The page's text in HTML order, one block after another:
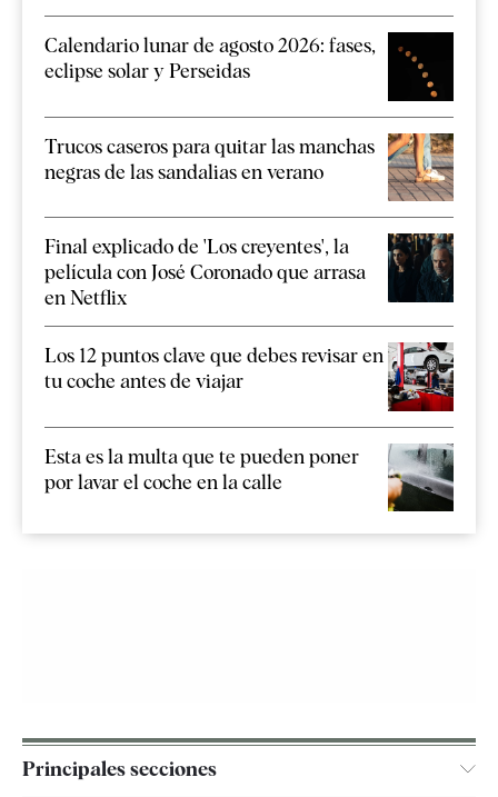
Calendario lunar de agosto 2026: fases,
eclipse solar y Perseidas
Trucos caseros para quitar las manchas
negras de las sandalias en verano
Final explicado de 'Los creyentes', la
película con José Coronado que arrasa
en Netflix
Los 12 puntos clave que debes revisar en
tu coche antes de viajar
Esta es la multa que te pueden poner
por lavar el coche en la calle
Principales secciones